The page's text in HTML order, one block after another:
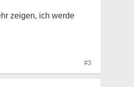
zeigen, ich werde
#3